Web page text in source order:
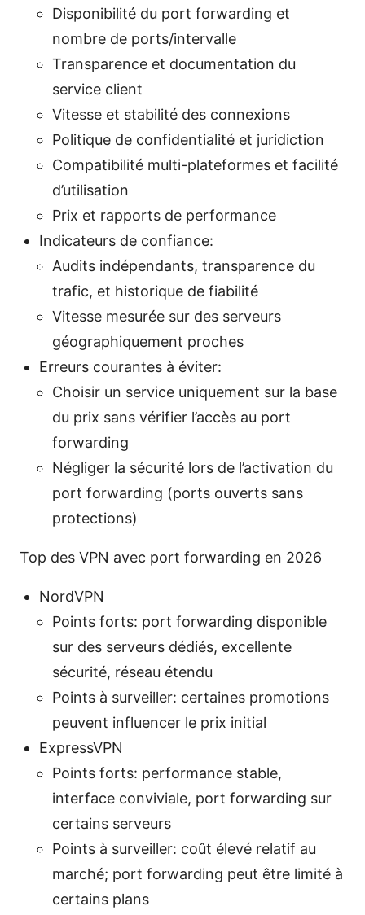
Disponibilité du port forwarding et
nombre de ports/intervalle
Transparence et documentation du
service client
Vitesse et stabilité des connexions
Politique de confidentialité et juridiction
Compatibilité multi-plateformes et facilité
d’utilisation
Prix et rapports de performance
Indicateurs de confiance:
Audits indépendants, transparence du
trafic, et historique de fiabilité
Vitesse mesurée sur des serveurs
géographiquement proches
Erreurs courantes à éviter:
Choisir un service uniquement sur la base
du prix sans vérifier l’accès au port
forwarding
Négliger la sécurité lors de l’activation du
port forwarding (ports ouverts sans
protections)
Top des VPN avec port forwarding en 2026
NordVPN
Points forts: port forwarding disponible
sur des serveurs dédiés, excellente
sécurité, réseau étendu
Points à surveiller: certaines promotions
peuvent influencer le prix initial
ExpressVPN
Points forts: performance stable,
interface conviviale, port forwarding sur
certains serveurs
Points à surveiller: coût élevé relatif au
marché; port forwarding peut être limité à
certains plans